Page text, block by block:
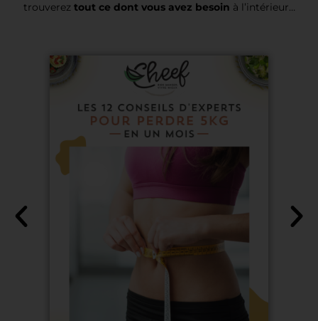
trouverez tout ce dont vous avez besoin à l’intérieur…